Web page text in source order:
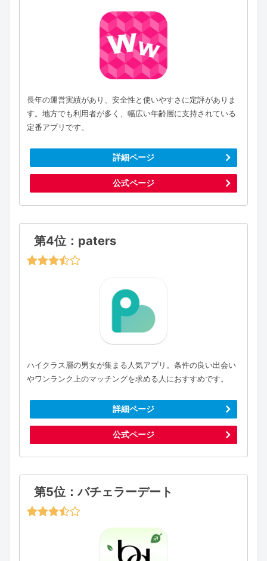
長年の運営実績があり、安全性と使いやすさに定評がありま
す。地方でも利用者が多く、幅広い年齢層に支持されている
定番アプリです。
詳細ページ
公式ページ
第4位：paters
ハイクラス層の男女が集まる人気アプリ。条件の良い出会い
やワンランク上のマッチングを求める人におすすめです。
詳細ページ
公式ページ
第5位：バチェラーデート